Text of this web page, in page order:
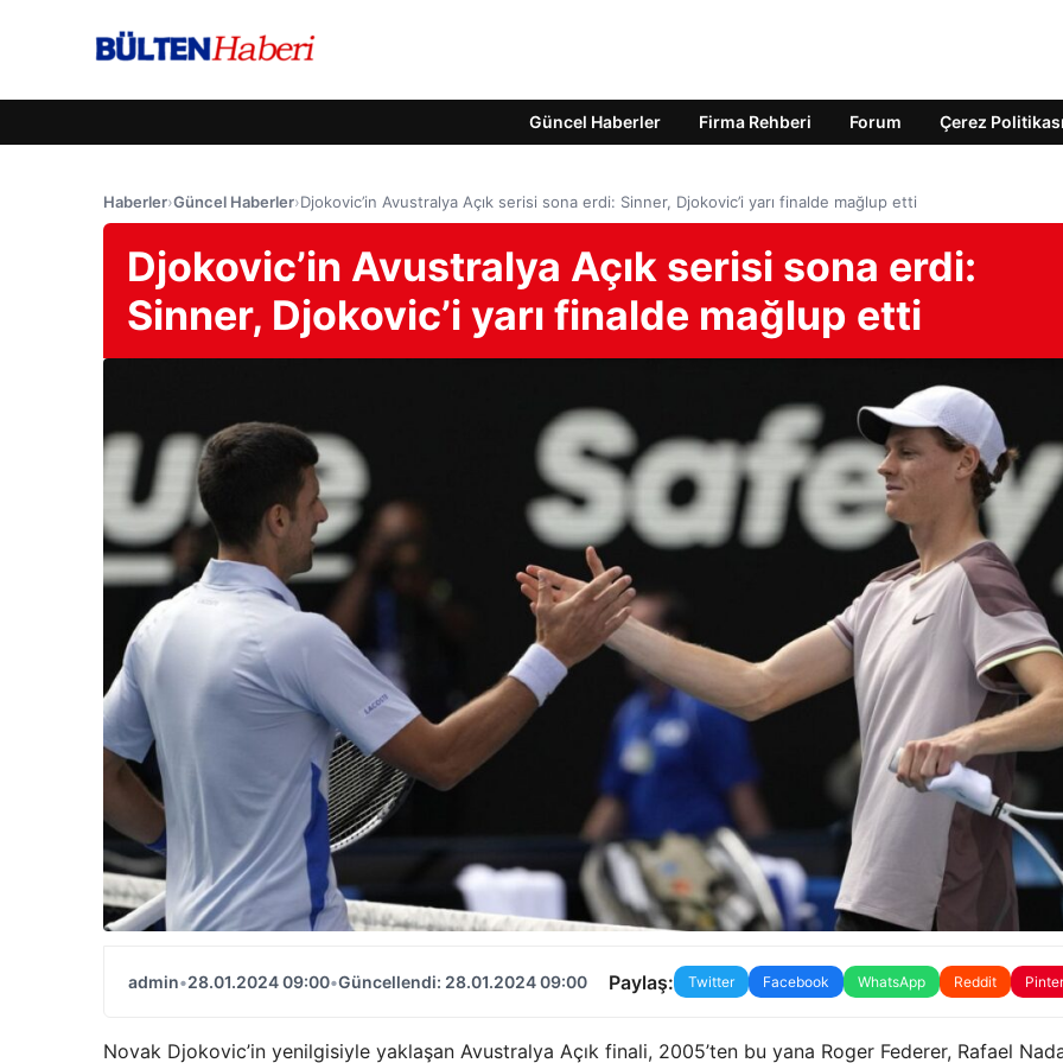
Güncel Haberler Firma Rehberi Forum Çerez Politikası
Haberler›Güncel Haberler›Djokovic’in Avustralya Açık serisi sona erdi: Sinner, Djokovic’i yarı finalde mağlup etti
Djokovic’in Avustralya Açık serisi sona erdi:
Sinner, Djokovic’i yarı finalde mağlup etti
admin•28.01.2024 09:00•Güncellendi: 28.01.2024 09:00 Paylaş: Twitter Facebook WhatsApp Reddit
Novak Djokovic’in yenilgisiyle yaklaşan Avustralya Açık finali, 2005’ten bu yana Roger Federer, Rafael